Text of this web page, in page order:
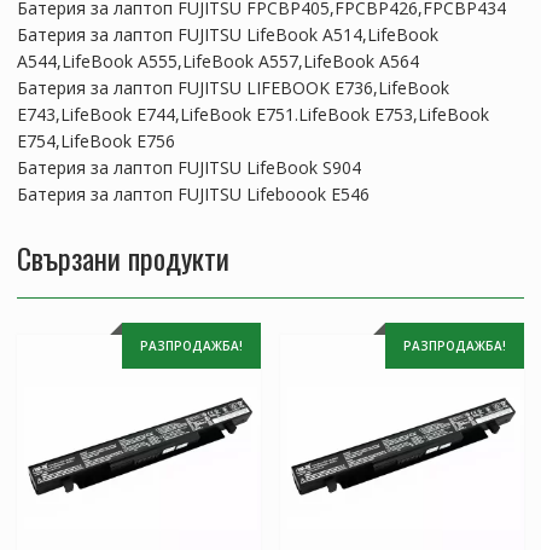
Батерия за лаптоп FUJITSU FPCBP405,FPCBP426,FPCBP434
Батерия за лаптоп FUJITSU LifeBook A514,LifeBook
A544,LifeBook A555,LifeBook A557,LifeBook A564
Батерия за лаптоп FUJITSU LIFEBOOK E736,LifeBook
E743,LifeBook E744,LifeBook E751.LifeBook E753,LifeBook
E754,LifeBook E756
Батерия за лаптоп FUJITSU LifeBook S904
Батерия за лаптоп FUJITSU Lifeboook E546
Свързани продукти
РАЗПРОДАЖБА! РАЗПРОДАЖБА!